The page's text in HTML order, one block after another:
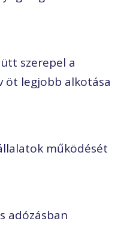
szerepel a
öt legjobb alkotása
működését
adózásban